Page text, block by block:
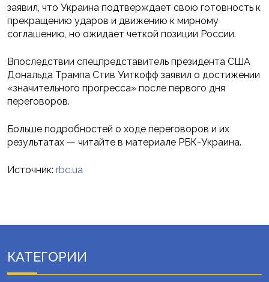
заявил, что Украина подтверждает свою готовность к
прекращению ударов и движению к мирному
соглашению, но ожидает четкой позиции России.
Впоследствии спецпредставитель президента США
Дональда Трампа Стив Уиткофф заявил о достижении
«значительного прогресса» после первого дня
переговоров.
Больше подробностей о ходе переговоров и их
результатах — читайте в материале РБК-Украина.
Источник: rbc.ua
КАТЕГОРИИ